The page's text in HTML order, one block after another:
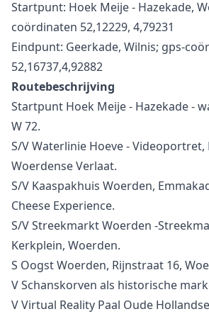
Startpunt: Hoek Meije - Hazekade,
coördinaten 52,12229, 4,79231
Eindpunt: Geerkade, Wilnis; gps-
52,16737,4,92882
Routebeschrijving
Startpunt Hoek Meije - Hazekade -
W 72.
S/V Waterlinie Hoeve - Videoportret,
Woerdense Verlaat.
S/V Kaaspakhuis Woerden,
Cheese Experience.
S/V Streekmarkt Woerden -
Kerkplein, Woerden.
S Oogst Woerden, Rijnstraat 16,
V Schanskorven als historische
V Virtual Reality Paal Oude